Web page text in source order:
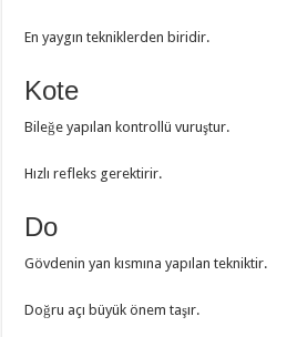
En yaygın tekniklerden biridir.
Kote
Bileğe yapılan kontrollü vuruştur.
Hızlı refleks gerektirir.
Do
Gövdenin yan kısmına yapılan tekniktir.
Doğru açı büyük önem taşır.